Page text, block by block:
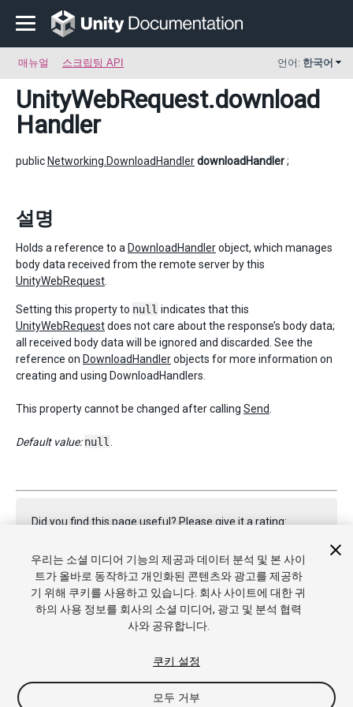
매뉴얼 스크립팅 API 언어: 한국어
UnityWebRequest.download
Handler
public Networking.DownloadHandlerdownloadHandler;
설명
Holds a reference to a DownloadHandlerobject, which manages
body data received from the remote server by this
UnityWebRequest
Setting this property to null indicates that this
UnityWebRequestdoes not care about the response’s body data;
all received body data will be ignored and discarded. See the
reference on DownloadHandlerobjects for more information on
creating and using DownloadHandlers.
This property cannot be changed after calling Send
Default value: null
Did you find this page useful? Please give it a rating:
Report a problem on this page
Copyright © 2021 Unity Technologies. Publication 2021.1
우리는 소셜 미디어 기능의 제공과 데이터 분석 및 본 사이
트가 올바로 동작하고 개인화된 콘텐츠와 광고를 제공하
기 위해 쿠키를 사용하고 있습니다. 회사 사이트에 대한 귀
하의 사용 정보를 회사의 소셜 미디어, 광고 및 분석 협력
사와 공유합니다.
쿠키 설정
모두 거부